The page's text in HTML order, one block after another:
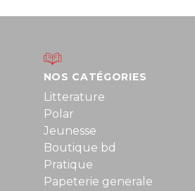
NOS CATÉGORIES
Litterature
Polar
Jeunesse
Boutique bd
Pratique
Papeterie generale